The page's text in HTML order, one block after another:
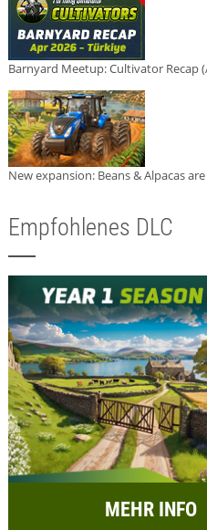
Barnyard Meetup: Cultivator Recap
New expansion: Beans & Alpacas
Empfohlenes DLC
MEHR INFO